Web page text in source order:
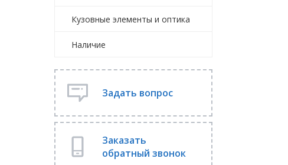
Кузовные элементы и оптика
Наличие
Задать вопрос
Заказать
обратный звонок